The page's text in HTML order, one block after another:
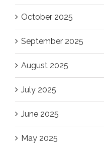
October 2025
September 2025
August 2025
July 2025
June 2025
May 2025